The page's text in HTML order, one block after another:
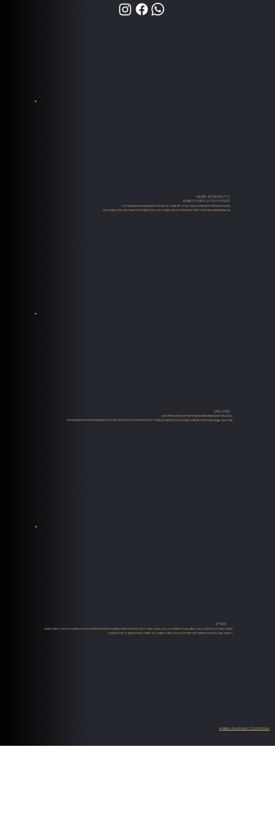
כיוון פטיפונים מקצועי-
התמחות בכיוון זרועות וראשים
אנו מציעים שירותי כיוון פטיפונים ברמה גבוהה, תוך שמירה על דיוק טכני מוחלט ומקצועיות שאין שניה לה.
אם אתם מחפשים את איכות הצליל האולטימטיבית ואת השימור הטוב ביותר לתקליטים, לראש וליהלום אתם במקום הנכון.​​
הבלוג שלנו
בבלוג שלנו תמצאו שלל מאמרים, סקירות ומדריכים במגוון תחומים כגון:
אודיו High-End, מערכות סטריאו ושמע, רמקולים, מגברים, פטיפונים, מקורות דיגיטליים, סטרימינג, מידע על מותגי אודיו מדריכים מקצועיים למתחילים ומתקדמים ועוד.
מוצרים
רמקולים|מגברים|קדם מגבר|מגבר הספק|מגברים משולבים|
All-In-One
|מקור דיגיטלי|סטרימרים|ממירים משולבים סטרימר|פטיפונים ואביזרים|פטיפונים|זרועות|ראשים MM
| ראשים MC |
קדם מגבר לפטיפון|ניקוי תקליטים|כבלים|טיפול בחשמל|כבלי חשמל|ארוניות ושיכוך|יד שניה ומתצוגה
עיצוב ופיתוח על ידי WEBMATE STUDIO